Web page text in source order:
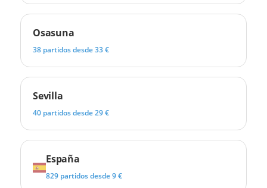
Osasuna
38 partidos desde 33 €
Sevilla
40 partidos desde 29 €
España
829 partidos desde 9 €